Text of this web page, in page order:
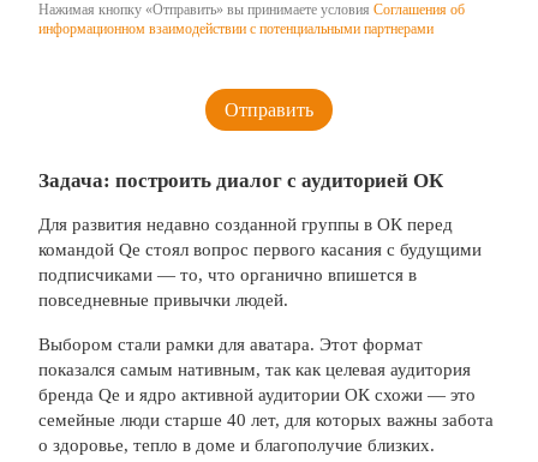
Нажимая кнопку «Отправить» вы принимаете условия Соглашения об
информационном взаимодействии с потенциальными партнерами
Задача: построить диалог с аудиторией ОК
Для развития недавно созданной группы в ОК перед
командой Qe стоял вопрос первого касания с будущими
подписчиками — то, что органично впишется в
повседневные привычки людей.
Выбором стали рамки для аватара. Этот формат
показался самым нативным, так как целевая аудитория
бренда Qe и ядро активной аудитории ОК схожи — это
семейные люди старше 40 лет, для которых важны забота
о здоровье, тепло в доме и благополучие близких.